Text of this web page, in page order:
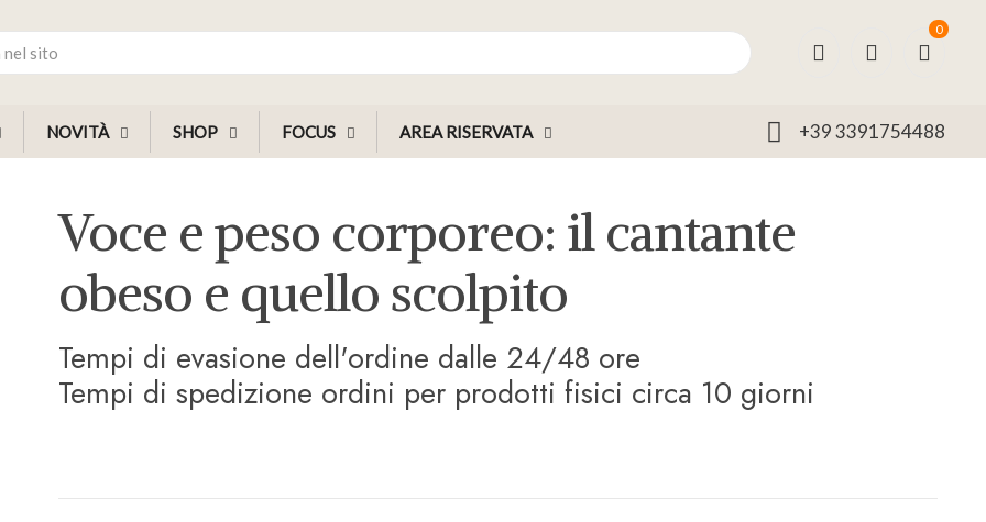
0
NOVITÀ SHOP FOCUS AREA RISERVATA +39 3391754488
Voce e peso corporeo: il cantante
obeso e quello scolpito
Tempi di evasione dell'ordine dalle 24/48 ore
Tempi di spedizione ordini per prodotti fisici circa 10 giorni